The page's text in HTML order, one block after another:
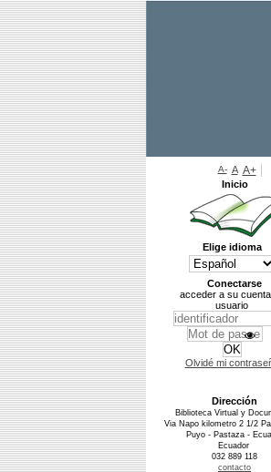
A- A A+
Inicio
Elige idioma
Conectarse
acceder a su
usuario
Olvidé mi
Dirección
Biblioteca Virtual y
Via Napo kilometro 2 1/2
Puyo - Pastaza -
Ecuador
032 889 118
contacto